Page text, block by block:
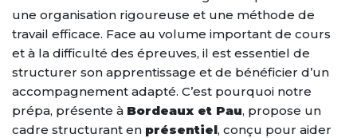
Mise à niveau PASS
oraux orthophonie
Résultats 2022-2023
Résultats 2021-2022
Résultats 2020-2021
ESPACE ETUDIANT
NOS BROCHURES
LES TARIFS
CONTACT
une organisation rigoureuse et une méthode de
travail efficace. Face au volume important de cours
et à la difficulté des épreuves, il est essentiel de
structurer son apprentissage et de bénéficier d’un
accompagnement adapté. C’est pourquoi notre
prépa, présente à Bordeaux et Pau, propose un
cadre structurant en présentiel, conçu pour aider